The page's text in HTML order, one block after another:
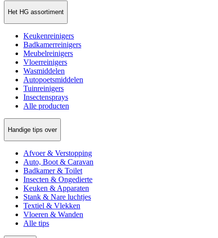
Het HG assortiment
Keukenreinigers
Badkamerreinigers
Meubelreinigers
Vloerreinigers
Wasmiddelen
Autopoetsmiddelen
Tuinreinigers
Insectensprays
Alle producten
Handige tips over
Afvoer & Verstopping
Auto, Boot & Caravan
Badkamer & Toilet
Insecten & Ongedierte
Keuken & Apparaten
Stank & Nare luchtjes
Textiel & Vlekken
Vloeren & Wanden
Alle tips